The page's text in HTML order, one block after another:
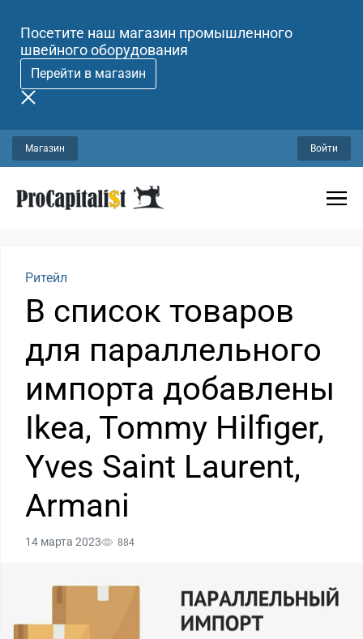
Посетите наш магазин промышленного
швейного оборудования
Перейти в магазин
Магазин Войти
Ритейл
В список товаров
для параллельного
импорта добавлены
Ikea, Tommy Hilfiger,
Yves Saint Laurent,
Armani
14 марта 2023 884